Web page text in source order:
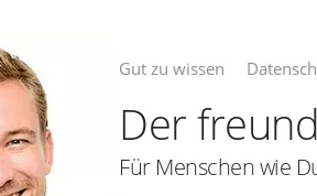
Gut zu wissen
Der
Für Menschen wie